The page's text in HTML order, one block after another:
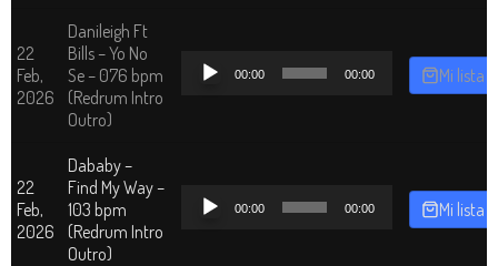
22
Feb,
2026
Danileigh Ft
Bills – Yo No
Se – 076 bpm
(Redrum Intro
Outro)
Reproductor
00:00 00:00 Mi lista
22
Feb,
2026
Dababy –
Find My Way –
103 bpm
(Redrum Intro
Outro)
Reproductor
00:00 00:00 Mi lista